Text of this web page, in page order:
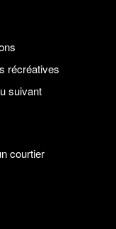
récréatives
suivant
courtier